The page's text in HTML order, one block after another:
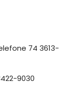
74 3613-
9030